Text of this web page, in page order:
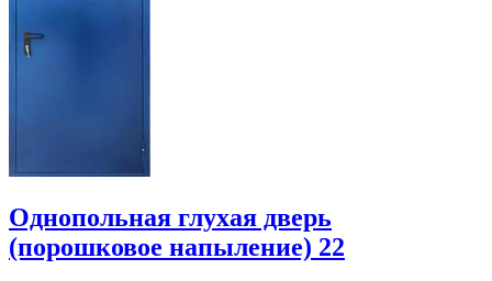
Однопольная глухая дверь
(порошковое напыление) 22